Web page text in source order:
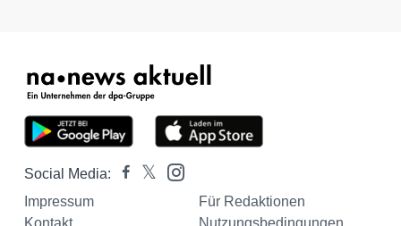
Social Media:
Impressum
Für Redaktionen
Kontakt
Nutzungsbedingungen